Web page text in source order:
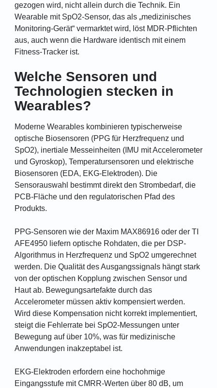
gezogen wird, nicht allein durch die Technik. Ein
Wearable mit SpO2-Sensor, das als „medizinisches
Monitoring-Gerät“ vermarktet wird, löst MDR-Pflichten
aus, auch wenn die Hardware identisch mit einem
Fitness-Tracker ist.
Welche Sensoren und
Technologien stecken in
Wearables?
Moderne Wearables kombinieren typischerweise
optische Biosensoren (PPG für Herzfrequenz und
SpO2), inertiale Messeinheiten (IMU mit Accelerometer
und Gyroskop), Temperatursensoren und elektrische
Biosensoren (EDA, EKG-Elektroden). Die
Sensorauswahl bestimmt direkt den Strombedarf, die
PCB-Fläche und den regulatorischen Pfad des
Produkts.
PPG-Sensoren wie der Maxim MAX86916 oder der TI
AFE4950 liefern optische Rohdaten, die per DSP-
Algorithmus in Herzfrequenz und SpO2 umgerechnet
werden. Die Qualität des Ausgangssignals hängt stark
von der optischen Kopplung zwischen Sensor und
Haut ab. Bewegungsartefakte durch das
Accelerometer müssen aktiv kompensiert werden.
Wird diese Kompensation nicht korrekt implementiert,
steigt die Fehlerrate bei SpO2-Messungen unter
Bewegung auf über 10%, was für medizinische
Anwendungen inakzeptabel ist.
EKG-Elektroden erfordern eine hochohmige
Eingangsstufe mit CMRR-Werten über 80 dB, um